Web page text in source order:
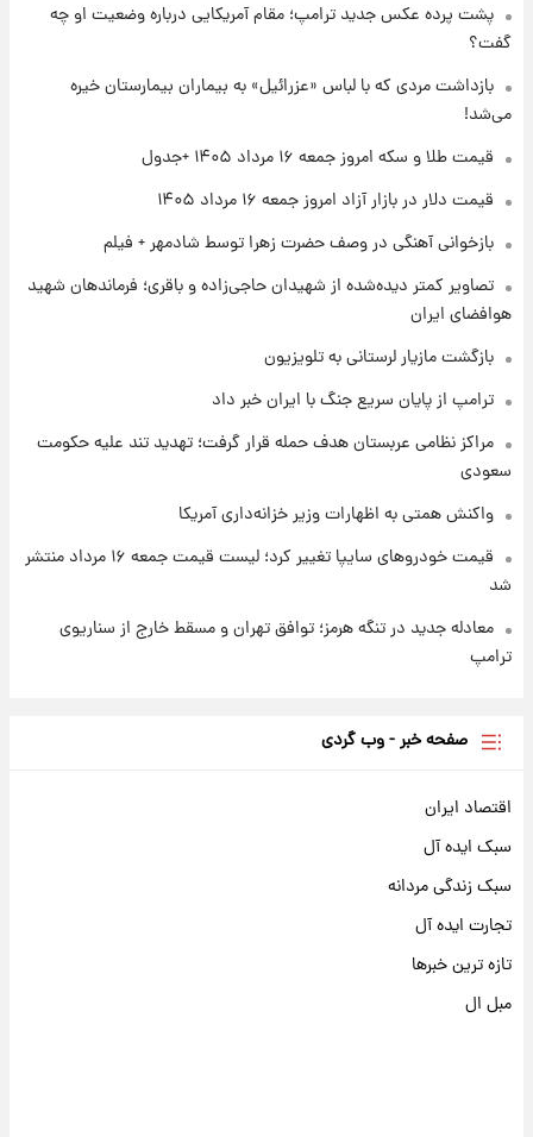
تغییر تند قیمت محصولات ایران‌خودرو و سایپا
امروز پنجشنبه ۱۵ مرداد ۱۴۰۵ +جدول
۱ روز پیش
قیمت طلا و سکه امروز پنجشنبه ۱۵ مرداد ۱۴۰۵
شارژ جدید کالابرگ برای سه دهک؛ جزئیات اعلام
پشت پرده عکس جدید ترامپ؛ مقام آمریکایی درباره وضعیت او چه
گفت؟
بازداشت مردی که با لباس «عزرائیل» به بیماران بیمارستان خیره
می‌شد!
قیمت طلا و سکه امروز جمعه ۱۶ مرداد ۱۴۰۵ +جدول
قیمت دلار در بازار آزاد امروز جمعه ۱۶ مرداد ۱۴۰۵
بازخوانی آهنگی در وصف حضرت زهرا توسط شادمهر + فیلم
تصاویر کمتر دیده‌شده از شهیدان حاجی‌زاده و باقری؛ فرماندهان شهید
هوافضای ایران
بازگشت مازیار لرستانی به تلویزیون
ترامپ از پایان سریع جنگ با ایران خبر داد
مراکز نظامی عربستان هدف حمله قرار گرفت؛ تهدید تند علیه حکومت
سعودی
واکنش همتی به اظهارات وزیر خزانه‌داری آمریکا
قیمت خودروهای سایپا تغییر کرد؛ لیست قیمت جمعه ۱۶ مرداد منتشر
شد
معادله جدید در تنگه هرمز؛ توافق تهران و مسقط خارج از سناریوی
ترامپ
صفحه خبر - وب گردی
اقتصاد ایران
سبک ایده آل
سبک زندگی مردانه
تجارت ایده آل
تازه ترین خبرها
مبل ال